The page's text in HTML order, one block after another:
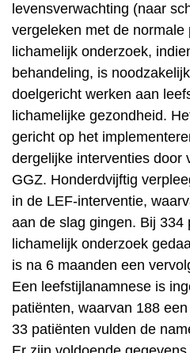
levensverwachting (naar
vergeleken met de
lichamelijk onderzoek,
behandeling, is
doelgericht werken aan
lichamelijke gezondheid.
gericht op het
dergelijke interventies door
GGZ. Honderdvijftig
in de LEF-interventie,
aan de slag gingen. Bij 334
lichamelijk onderzoek
is na 6 maanden een
Een leefstijlanamnese is
patiënten, waarvan 188
33 patiënten vulden de